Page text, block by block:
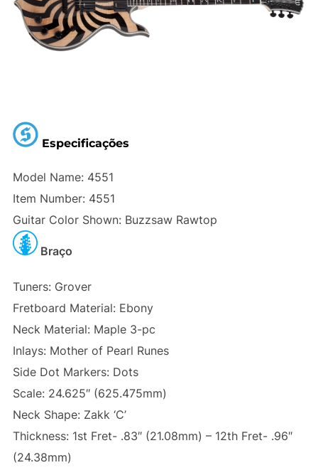
Especificações
Model Name: 4551
Item Number: 4551
Guitar Color Shown: Buzzsaw Rawtop
Braço
Tuners: Grover
Fretboard Material: Ebony
Neck Material: Maple 3-pc
Inlays: Mother of Pearl Runes
Side Dot Markers: Dots
Scale: 24.625″ (625.475mm)
Neck Shape: Zakk ‘C’
Thickness: 1st Fret- .83″ (21.08mm) – 12th Fret- .96″
(24.38mm)